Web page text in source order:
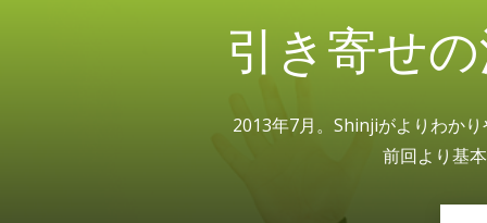
引き寄せ
2013年7月。Shinjiがよりわか
前回より基